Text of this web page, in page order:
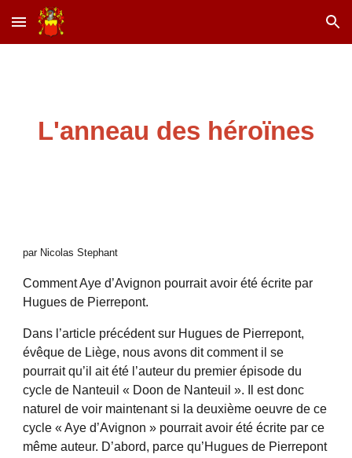
Skip to main content Skip to navigation
L'anneau des héroïnes
par Nicolas Stephant
Comment Aye d’Avignon pourrait avoir été écrite par
Hugues de Pierrepont.
Dans l’article précédent sur Hugues de Pierrepont,
évêque de Liège, nous avons dit comment il se
pourrait qu’il ait été l’auteur du premier épisode du
cycle de Nanteuil « Doon de Nanteuil ». Il est donc
naturel de voir maintenant si la deuxième oeuvre de ce
cycle « Aye d’Avignon » pourrait avoir été écrite par ce
même auteur. D’abord, parce qu’Hugues de Pierrepont